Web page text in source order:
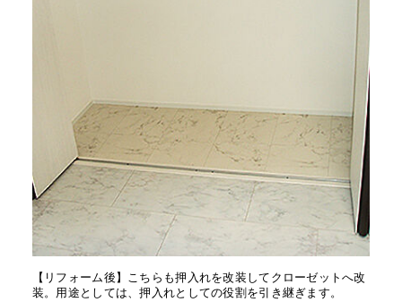
【リフォーム後】こちらも押入れを改装してクローゼットへ改
装。用途としては、押入れとしての役割を引き継ぎます。